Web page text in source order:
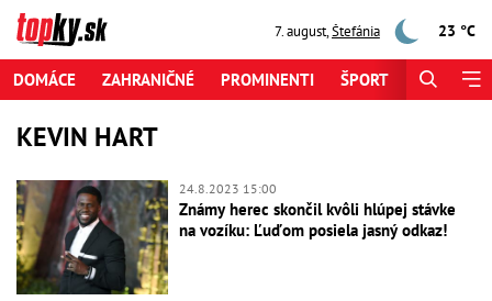
7. august,Štefánia 23 °C
DOMÁCE ZAHRANIČNÉ PROMINENTI ŠPORT
KEVIN HART
24.8.2023 15:00
Známy herec skončil kvôli hlúpej stávke
na vozíku: Ľuďom posiela jasný odkaz!